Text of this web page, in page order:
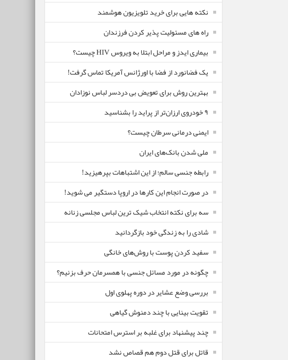
نکته هایی برای خرید تلویزیون هوشمند
راه های مسئولیت پذیر کردن فرزندان
بیماری ایدز و مراحل ابتلا به ویروس HIV چیست؟
یک فضانورد از فضا با اورژانس آمریکا تماس گرفت!
بهترین روش برای تعویض بی دردسر لباس نوزادان
٩ خودروی ارزان‌تر از پراید را بشناسید
ایمنی درمانی سرطان چیست؟
ملی شدن بانک‌های ایران
رابطه جنسی سالم؛ از این اشتباهات بپرهیزید!
در صورت انجام این کارها در اروپا دستگیر می شوید!
سه برای نکته انتخاب شیک ترین لباس مجلسی زنانه
شادی را به زندگی خود بازگردانید
سفید کردن پوست با روش‌های خانگی
چگونه در مورد مسائل جنسی با همسرمان حرف بزنیم؟
بررسی وضع عشایر در دوره پهلوی اول
تقویت بینایی با چند دمنوش گیاهی
چند پیشنهاد برای غلبه بر استرس امتحانات
قاتل برای قتل دوم هم قصاص نشد